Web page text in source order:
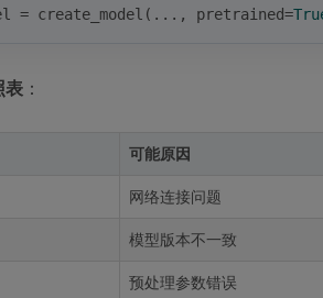
= create_model(..., pretrained=
表 ：
可能原因
网络连接问题
模型版本不一致
预处理参数错误